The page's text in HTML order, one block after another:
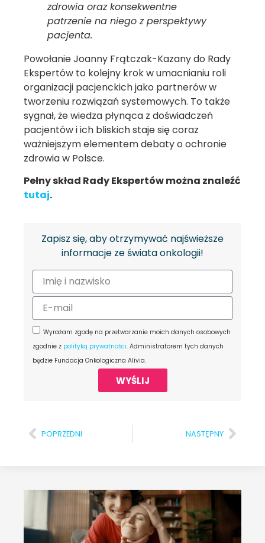
zdrowia oraz konsekwentne
patrzenie na niego z perspektywy
pacjenta.
Powołanie Joanny Frątczak-Kazany do Rady
Ekspertów to kolejny krok w umacnianiu roli
organizacji pacjenckich jako partnerów w
tworzeniu rozwiązań systemowych. To także
sygnał, że wiedza płynąca z doświadczeń
pacjentów i ich bliskich staje się coraz
ważniejszym elementem debaty o ochronie
zdrowia w Polsce.
Pełny skład Rady Ekspertów można znaleźć
tutaj.
Zapisz się, aby otrzymywać najświeższe
informacje ze świata onkologii!
Wyrażam zgodę na przetwarzanie moich danych osobowych
zgodnie z polityką prywatności. Administratorem tych danych
będzie Fundacja Onkologiczna Alivia.
WYŚLIJ
POPRZEDNI NASTĘPNY